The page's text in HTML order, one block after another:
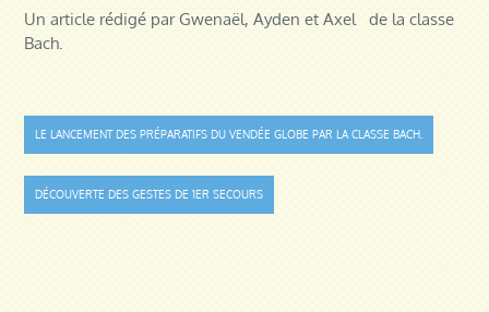
Un article rédigé par Gwenaël, Ayden et Axel de la classe
Bach.
Navigation
de
l’article
LE LANCEMENT DES PRÉPARATIFS DU VENDÉE GLOBE PAR LA CLASSE BACH.
DÉCOUVERTE DES GESTES DE 1ER SECOURS